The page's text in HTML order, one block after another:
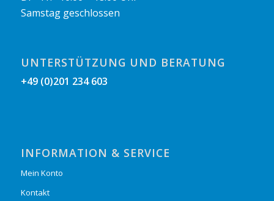
Samstag geschlossen
UNTERSTÜTZUNG UND BERATUNG
+49 (0)201 234 603
INFORMATION & SERVICE
Mein Konto
Kontakt